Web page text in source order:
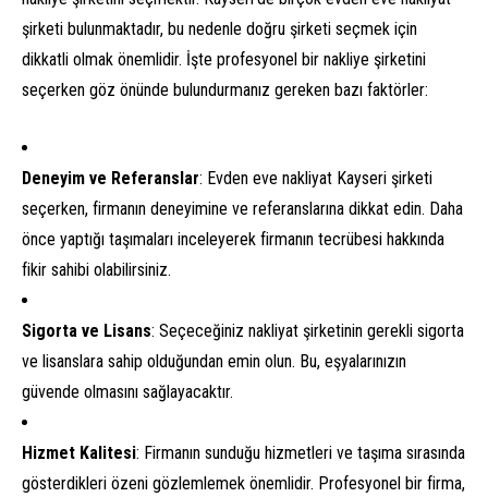
şirketi bulunmaktadır, bu nedenle doğru şirketi seçmek için
dikkatli olmak önemlidir. İşte profesyonel bir nakliye şirketini
seçerken göz önünde bulundurmanız gereken bazı faktörler:
Deneyim ve Referanslar: Evden eve nakliyat Kayseri şirketi
seçerken, firmanın deneyimine ve referanslarına dikkat edin. Daha
önce yaptığı taşımaları inceleyerek firmanın tecrübesi hakkında
fikir sahibi olabilirsiniz.
Sigorta ve Lisans: Seçeceğiniz nakliyat şirketinin gerekli sigorta
ve lisanslara sahip olduğundan emin olun. Bu, eşyalarınızın
güvende olmasını sağlayacaktır.
Hizmet Kalitesi: Firmanın sunduğu hizmetleri ve taşıma sırasında
gösterdikleri özeni gözlemlemek önemlidir. Profesyonel bir firma,